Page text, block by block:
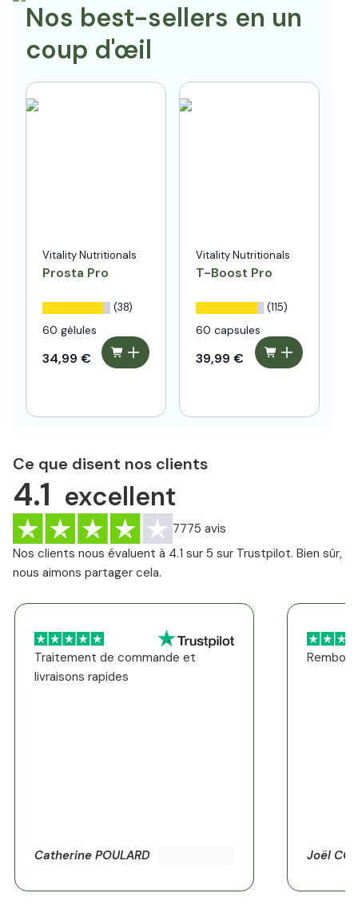
Nos best-sellers en un
coup d'œil
Vitality Nutritionals
Prosta Pro
(38)
60 gélules
34,99 €
Vitality Nutritionals
T-Boost Pro
(115)
60 capsules
39,99 €
Ce que disent nos clients
4.1 excellent
7775 avis
Nos clients nous évaluent à 4.1 sur 5 sur Trustpilot. Bien sûr,
nous aimons partager cela.
Traitement de commande et
livraisons rapides
Catherine POULARD Joël